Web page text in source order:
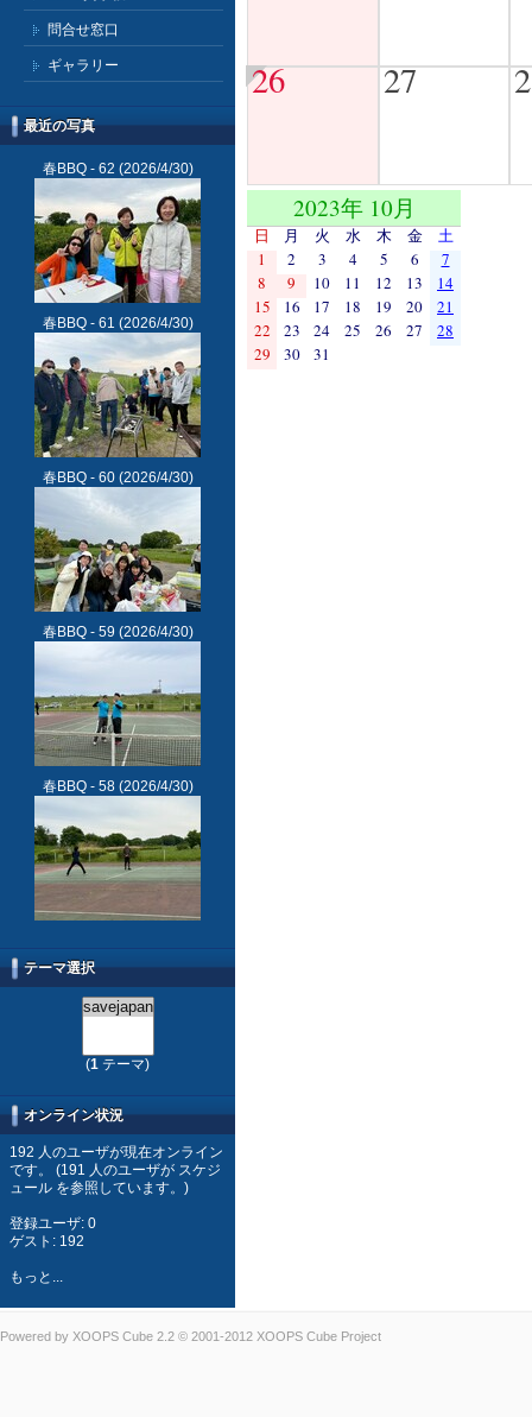
問合せ窓口
ギャラリー
最近の写真
春BBQ - 62 (2026/4/30)
春BBQ - 61 (2026/4/30)
春BBQ - 60(2026/4/30)
春BBQ - 59 (2026/4/30)
春BBQ - 58(2026/4/30)
テーマ選択
(1 テーマ)
オンライン状況
192 人のユーザが現在オンライン
です。 (191 人のユーザが スケジ
ュール を参照しています。)
登録ユーザ: 0
ゲスト: 192
もっと...
26 27
2023年 10月
日 月 火 水 木 金
土
1
2 3 4 5 6
7
8
9 10 11 12 13
14
15
16 17 18 19 20
21
22
23 24 25 26 27
28
29
30 31
Powered by XOOPS Cube 2.2 © 2001-2012 XOOPS Cube Project